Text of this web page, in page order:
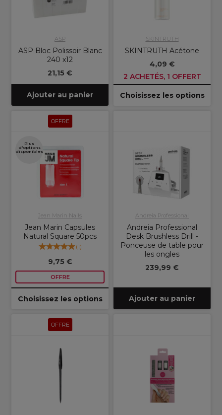
ASP
ASP Bloc Polissoir Blanc
240 x12
21,15 €
Ajouter au panier
SKINTRUTH
SKINTRUTH Acétone
4,09 €
2 ACHETÉS, 1 OFFERT
Choisissez les options
OFFRE
Plus
d'options
disponibles
Jean Marin Nails
Jean Marin Capsules
Natural Square 50pcs
(1)
9,75 €
OFFRE
Choisissez les options
Andreia Professional
Andreia Professional
Desk Brushless Drill -
Ponceuse de table pour
les ongles
239,99 €
Ajouter au panier
OFFRE